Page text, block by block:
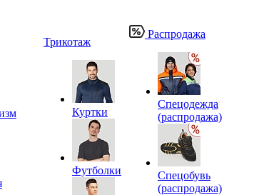
Трикотаж
Куртки
Футболки
Распродажа
Спецодежда
(распродажа)
Спецобувь
(распродажа)